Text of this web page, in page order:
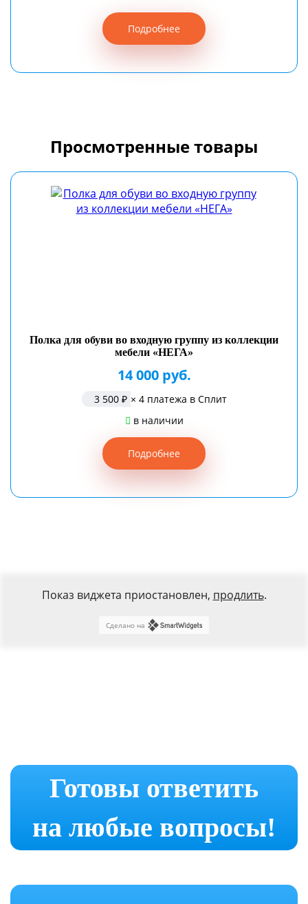
Подробнее
Просмотренные товары
Полка для обуви во входную группу из коллекции
мебели «НЕГА»
14 000 руб.
3 500 ₽ × 4 платежа в Сплит
в наличии
Подробнее
Показ виджета приостановлен, продлить.
Сделано на
Готовы ответить
на любые вопросы!